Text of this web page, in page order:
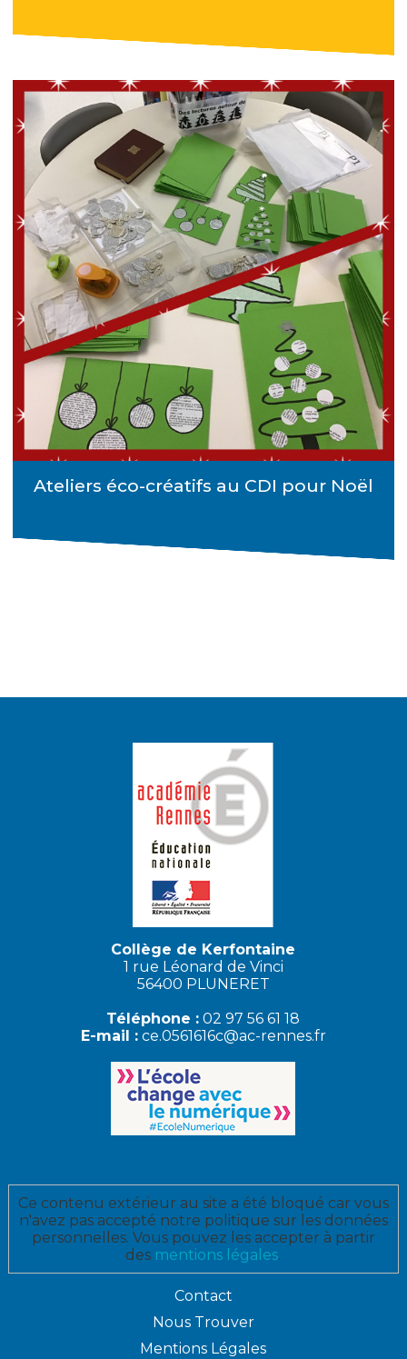
Ateliers éco-créatifs au CDI pour Noël
Collège de Kerfontaine
1 rue Léonard de Vinci
56400 PLUNERET
Téléphone : 02 97 56 61 18
E-mail : ce.0561616c@ac-rennes.fr
Ce contenu extérieur au site a été bloqué car vous
n'avez pas accepté notre politique sur les données
personnelles. Vous pouvez les accepter à partir
des mentions légales.
Contact
Nous Trouver
Mentions Légales